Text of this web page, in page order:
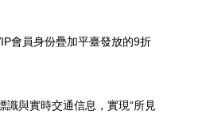
會員身份疊加平臺發放的9折
與實時交通信息，實現“所見